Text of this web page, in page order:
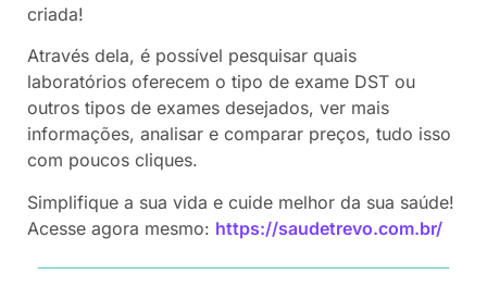
criada!
Através dela, é possível pesquisar quais
laboratórios oferecem o tipo de exame DST ou
outros tipos de exames desejados, ver mais
informações, analisar e comparar preços, tudo isso
com poucos cliques.
Simplifique a sua vida e cuide melhor da sua saúde!
Acesse agora mesmo: https://saudetrevo.com.br/